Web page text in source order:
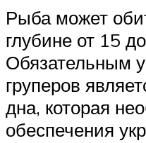
Рыба может
глубине от 15
Обязательным
груперов
дна, которая
обеспечения